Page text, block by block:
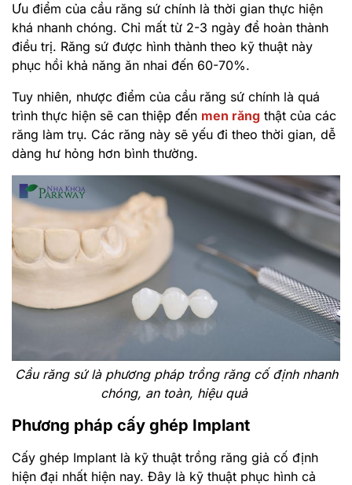
Ưu điểm của cầu răng sứ chính là thời gian thực hiện
khá nhanh chóng. Chỉ mất từ 2-3 ngày để hoàn thành
điều trị. Răng sứ được hình thành theo kỹ thuật này
phục hồi khả năng ăn nhai đến 60-70%.
Tuy nhiên, nhược điểm của cầu răng sứ chính là quá
trình thực hiện sẽ can thiệp đến men răng thật của các
răng làm trụ. Các răng này sẽ yếu đi theo thời gian, dễ
dàng hư hỏng hơn bình thường.
Cầu răng sứ là phương pháp trồng răng cố định nhanh
chóng, an toàn, hiệu quả
Phương pháp cấy ghép Implant
Cấy ghép Implant là kỹ thuật trồng răng giả cố định
hiện đại nhất hiện nay. Đây là kỹ thuật phục hình cả